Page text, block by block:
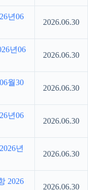
년06
2026.06.30
년06
2026.06.30
월30
2026.06.30
년06
2026.06.30
년
2026.06.30
2026
2026.06.30